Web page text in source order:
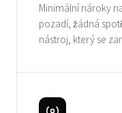
Minimální nároky
pozadí, žádná
nástroj, který se